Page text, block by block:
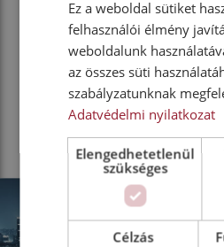
vizsgaidőpontot, mint első
forgalomba helyezést, csak a
végezhetik, ezért egy helyre
behozott, óriás mennyiségű,
Mindent összegezve, ismét
könyvelhetett el a teljes VIA
Ez a weboldal sütiket
felhasználói élmény
weboldalunk
az összes süti
szabályzatunknak
Adatvédelmi nyilatkozat
Elengedhetetlenül
szükséges
Célzás